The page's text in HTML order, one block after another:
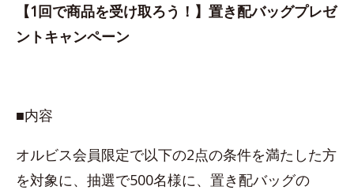
【1回で商品を受け取ろう！】置き配バッグプレゼ
ントキャンペーン
■内容
オルビス会員限定で以下の2点の条件を満たした方
を対象に、抽選で500名様に、置き配バッグの